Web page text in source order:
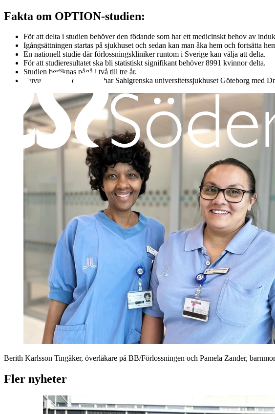
Fakta om OPTION-studien:
För att delta i studien behöver den födande som har ett medicinskt behov av
Igångsättningen startas på sjukhuset och sedan kan man åka hem och fortsätta
En nationell studie där förlossningskliniker runtom i Sverige kan välja att delta.
För att studieresultatet ska bli statistiskt signifikant behöver 8991 kvinnor delta.
Studien beräknas pågå i två till tre år.
Huvudansvar för studien, har Sahlgrenska universitetssjukhuset Göteborg med
Berith Karlsson Tingåker, överläkare på BB/Förlossningen och Pamela Zander,
Fler nyheter